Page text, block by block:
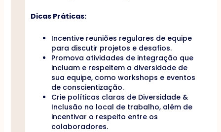
Dicas Práticas:
Incentive reuniões regulares de equipe
para discutir projetos e desafios.
Promova atividades de integração que
incluam e respeitem a diversidade de
sua equipe, como workshops e eventos
de conscientização.
Crie políticas claras de Diversidade &
Inclusão no local de trabalho, além de
incentivar o respeito entre os
colaboradores.